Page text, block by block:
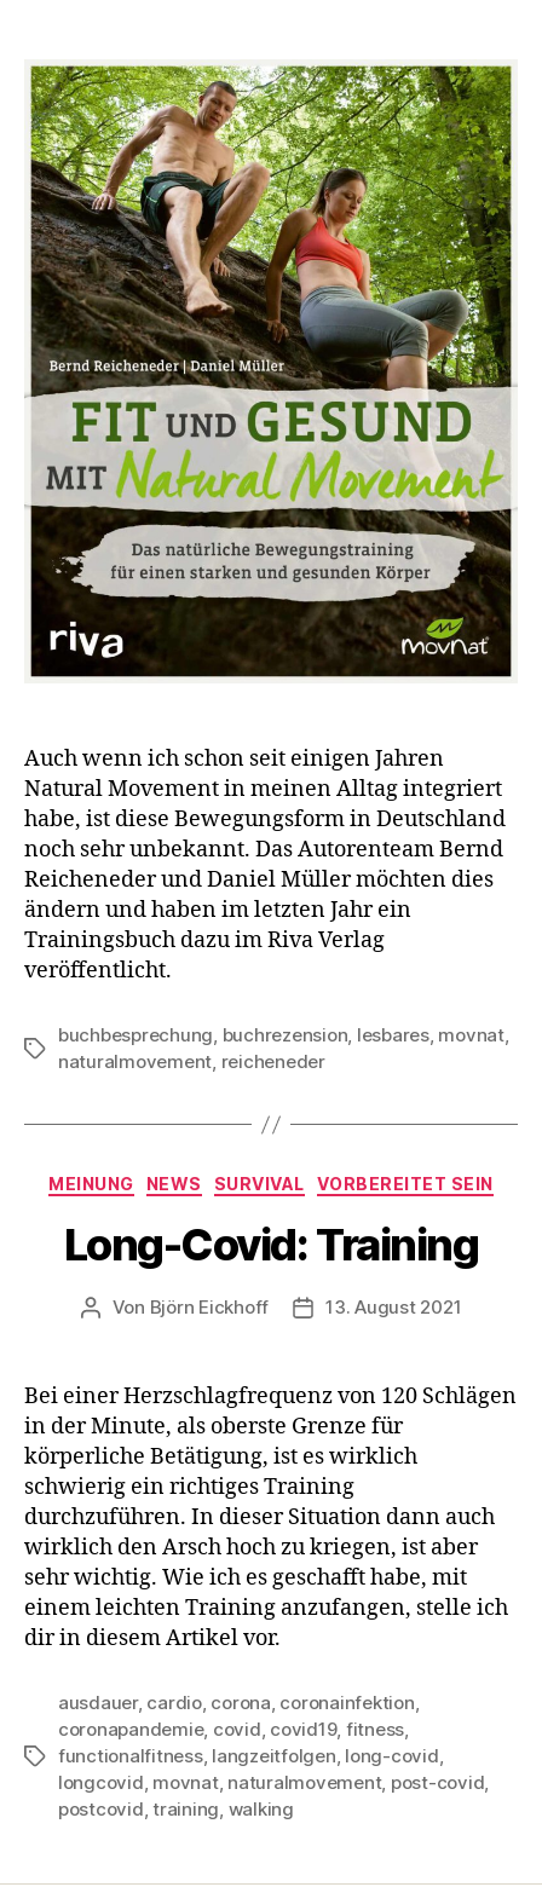
Auch wenn ich schon seit einigen Jahren
Natural Movement in meinen Alltag integriert
habe, ist diese Bewegungsform in Deutschland
noch sehr unbekannt. Das Autorenteam Bernd
Reicheneder und Daniel Müller möchten dies
ändern und haben im letzten Jahr ein
Trainingsbuch dazu im Riva Verlag
veröffentlicht.
Schlagwörter
buchbesprechung, buchrezension, lesbares, movnat,
naturalmovement, reicheneder
Kategorien
MEINUNG NEWS SURVIVAL VORBEREITET SEIN
Long-Covid: Training
Beitragsautor
Von Björn Eickhoff Veröffentlichungsdatum
13. August 2021
Bei einer Herzschlagfrequenz von 120 Schlägen
in der Minute, als oberste Grenze für
körperliche Betätigung, ist es wirklich
schwierig ein richtiges Training
durchzuführen. In dieser Situation dann auch
wirklich den Arsch hoch zu kriegen, ist aber
sehr wichtig. Wie ich es geschafft habe, mit
einem leichten Training anzufangen, stelle ich
dir in diesem Artikel vor.
Schlagwörter
ausdauer, cardio, corona coronainfektion
coronapandemie, covid covid19, fitness
functionalfitness, langzeitfolgen long-covid
longcovid movnat, naturalmovement, post-covid
postcovid ,training walking